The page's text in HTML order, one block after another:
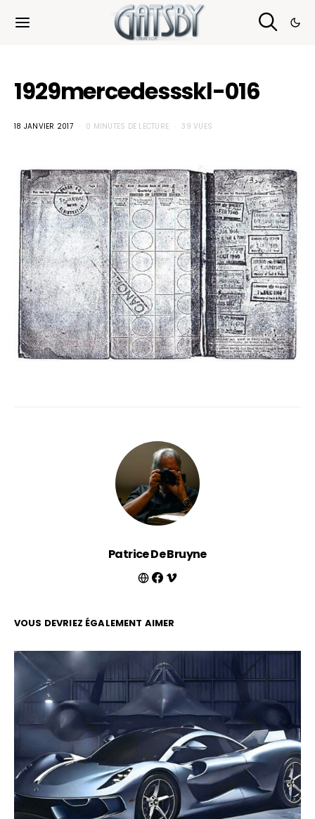
1929mercedessskl-016
18 JANVIER 2017 0 MINUTES DE LECTURE 39 VUES
Patrice De Bruyne
VOUS DEVRIEZ ÉGALEMENT AIMER
Cookies management panel